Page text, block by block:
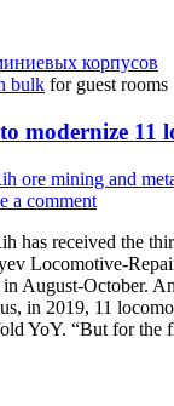
корпусов
bulk for guest rooms
modernize 11
ore mining and
a comment
has received the
Locomotive-
in August-October.
in 2019, 11
YoY. “But for the